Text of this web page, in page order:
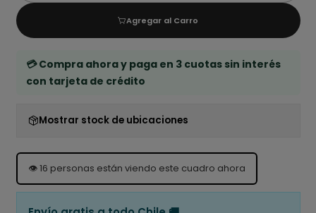
Agregar al Carro
💳 Compra ahora y paga en 3 cuotas sin interés
con tarjeta de crédito
Mostrar stock de ubicaciones
👁️16 personas están viendo este cuadro ahora